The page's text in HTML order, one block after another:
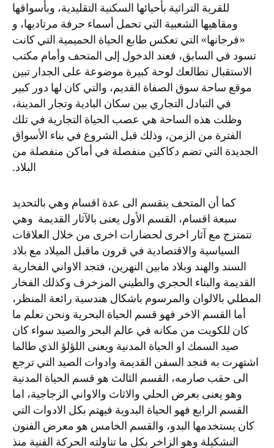
للقرية التراثية بأحيائها السكنية التقليدية، وبأسواقها
ومقاهيها الشعبية التي تحمل أسماء حرفة مرتاديها، و
«فرجانها» التي تعكس طابع الحياة الحميمية التي كانت
تسود في السابق، فعند الدخول إلى المتحف وأمام مكتب
الاستقبال تطالعك لوحة كبيرة موضوعة على الجدار تبين
موقع ساحة سوق الصفاة القديم، والتي كان لها دور كبير
في التبادل التجاري بين سكان البادية وتجار المدينة،
وظلت هذه الساحة هي عصب الحياة التجارية في تلك
الفترة من الزمن، وذلك قبل الشروع في بناء الأسواق
الجديدة التي تضم دكاكين منفصلة في أماكن منفصلة من
البلاد.
كما أن المتحف ينقسم الى عدة اقسام وهي بالتحديد
سبعة اقسام، القسم الأول يعنى بالآثار القديمة وهي
تتمتزج مع آثار اخرى لحضارات اخرى من خلال العلاقات
السياسية والاقتصادية في قرون ماقبل الميلاد مع بلاد
السند والهند وبلاد مابين النهرين، فتجد الاواني الفخارية
القديمة والبناء الحجري والطيني المزخرف وكذلك الفخار
المطلي بالالوان والمرسوم باشكال هندسية رائعة المنظر،
أما القسم الاخر فهو قسم الحياة البحرية ونحن نعلم ما
كان للكويت من مكانه في عالم البحر والصيد سواء كان
صيد السمك او الحياة المدنية ويعنى اللؤلؤ الذي طالما
اشتهرت به فنجد السفن القديمة وادوات الصيد التي ترجع
الى حقب صارمه، القسم الثالث هو قسم الحياة المدنية
وهو يعنى بعرض الحلي والاثاث والاواني الزجاجية، اما
القسم الرابع فهو الحياة البدوية فيهتم بكل الادوات التي
كان يستخدمها البدو، والقسم الخامس هو معرض الفنون
النشكيلة وهو الزاخر بكل ما تناولته الحركة الفنية منذ